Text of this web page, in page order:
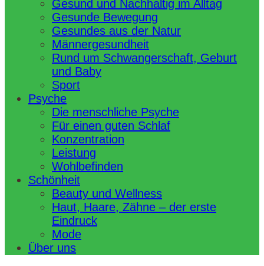
Gesund und Nachhaltig im Alltag
Gesunde Bewegung
Gesundes aus der Natur
Männergesundheit
Rund um Schwangerschaft, Geburt
und Baby
Sport
Psyche
Die menschliche Psyche
Für einen guten Schlaf
Konzentration
Leistung
Wohlbefinden
Schönheit
Beauty und Wellness
Haut, Haare, Zähne – der erste
Eindruck
Mode
Über uns